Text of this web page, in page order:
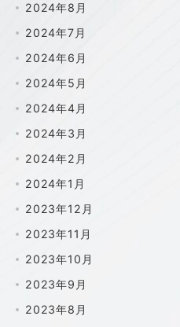
2024年8月
2024年7月
2024年6月
2024年5月
2024年4月
2024年3月
2024年2月
2024年1月
2023年12月
2023年11月
2023年10月
2023年9月
2023年8月